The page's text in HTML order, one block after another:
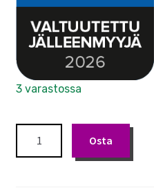
3 varastossa
Osta